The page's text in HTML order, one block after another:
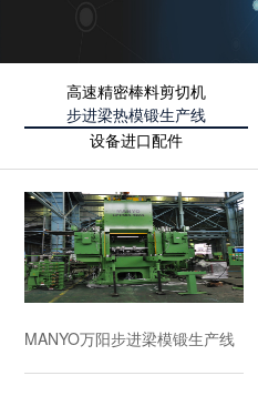
高速精密棒料剪切机
步进梁热模锻生产线
设备进口配件
MANYO万阳步进梁模锻生产线